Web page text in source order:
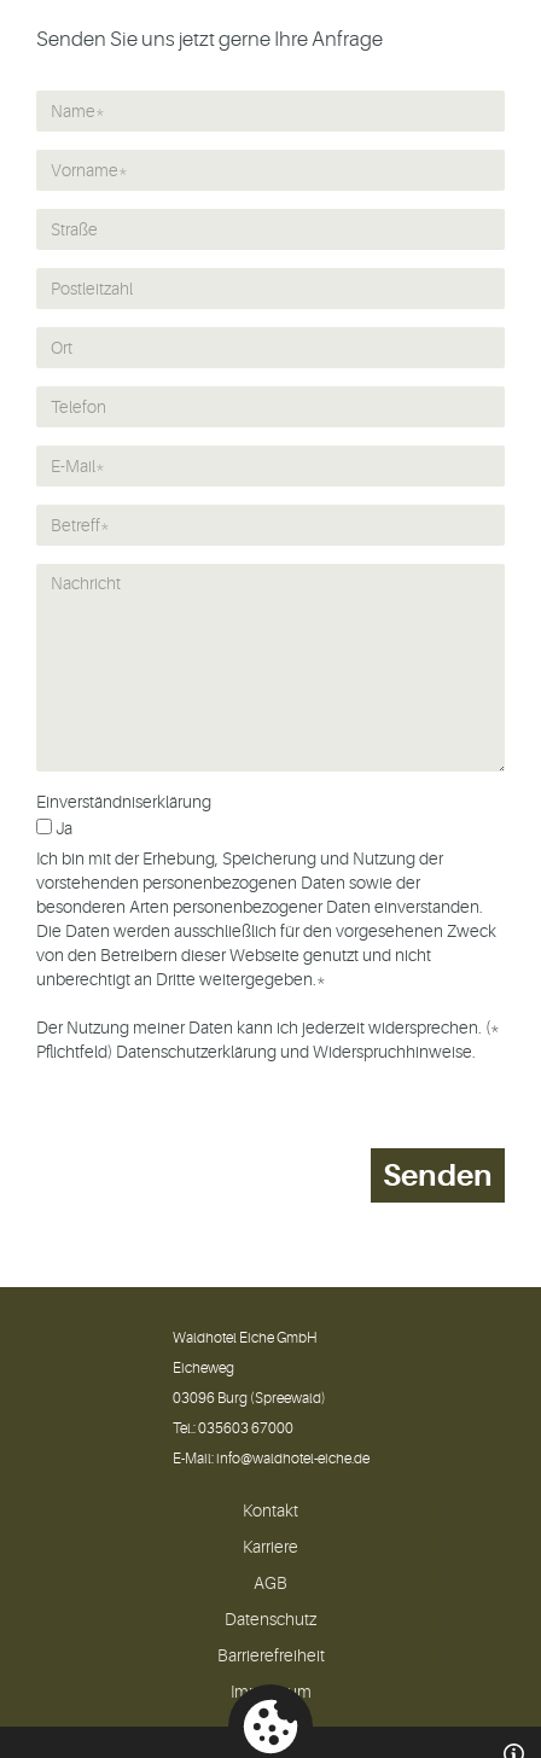
Senden Sie uns jetzt gerne Ihre Anfrage
Einverständniserklärung
Ja
Ich bin mit der Erhebung, Speicherung und Nutzung der
vorstehenden personenbezogenen Daten sowie der
besonderen Arten personenbezogener Daten einverstanden.
Die Daten werden ausschließlich für den vorgesehenen Zweck
von den Betreibern dieser Webseite genutzt und nicht
unberechtigt an Dritte weitergegeben.*
Der Nutzung meiner Daten kann ich jederzeit widersprechen. (*
Pflichtfeld) Datenschutzerklärung und Widerspruchhinweise.
Senden
Waldhotel Eiche GmbH
Eicheweg
03096 Burg (Spreewald)
Tel.:035603 67000
E-Mail:info@waldhotel-eiche.de
Kontakt
Karriere
AGB
Datenschutz
Barrierefreiheit
Impressum